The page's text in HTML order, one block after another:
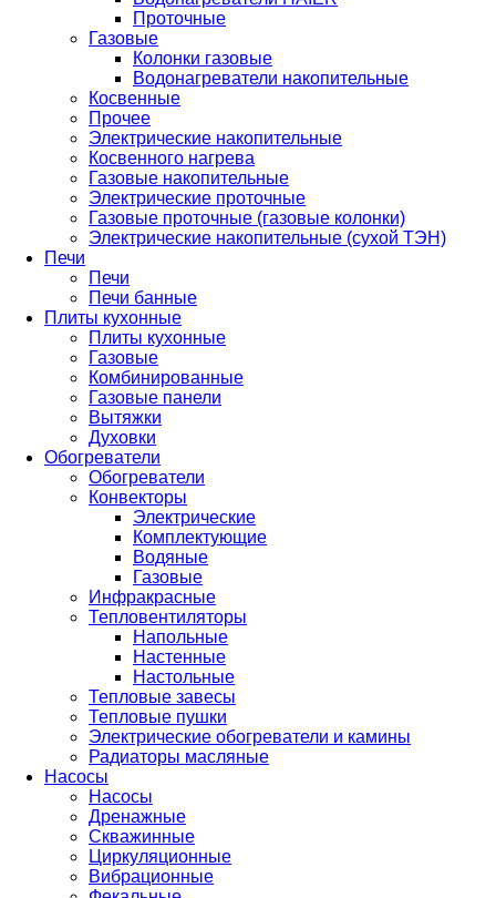
Проточные
Газовые
Колонки газовые
Водонагреватели накопительные
Косвенные
Прочее
Электрические накопительные
Косвенного нагрева
Газовые накопительные
Электрические проточные
Газовые проточные (газовые колонки)
Электрические накопительные (сухой ТЭН)
Печи
Печи
Печи банные
Плиты кухонные
Плиты кухонные
Газовые
Комбинированные
Газовые панели
Вытяжки
Духовки
Обогреватели
Обогреватели
Конвекторы
Электрические
Комплектующие
Водяные
Газовые
Инфракрасные
Тепловентиляторы
Напольные
Настенные
Настольные
Тепловые завесы
Тепловые пушки
Электрические обогреватели и камины
Радиаторы масляные
Насосы
Насосы
Дренажные
Скважинные
Циркуляционные
Вибрационные